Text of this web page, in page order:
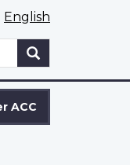
English
ACC